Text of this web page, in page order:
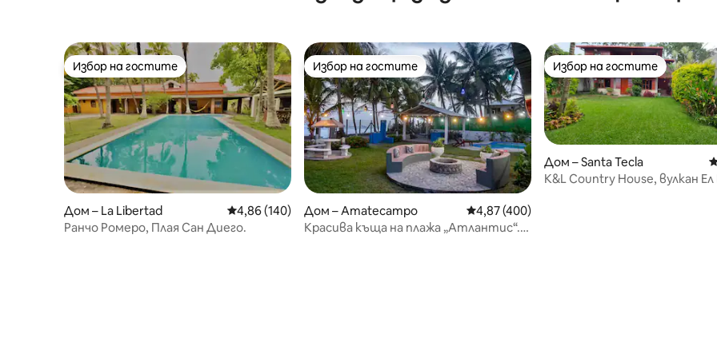
Избор на гостите
Избор на гостите
Дом – La Libertad Средна оценка: 4,86 от 5, 140 отзива
4,86 (140)
Ранчо Ромеро, Плая Сан Диего.
Избор на гостите
Избор на гостите
Дом – Amatecampo Средна оценка: 4,87 от 5, 400 отзива
4,87 (400)
Красива къща на плажа „Атлантис“.
Избор на гостите
Избор на гостите
Дом – Santa Tecla
K&L Country House, вулкан